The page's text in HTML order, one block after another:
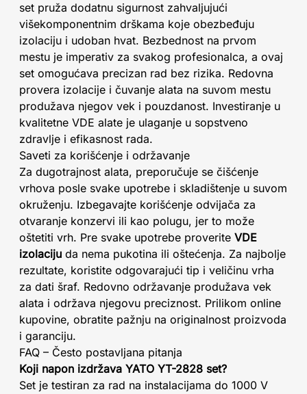
set pruža dodatnu sigurnost zahvaljujući
višekomponentnim drškama koje obezbeđuju
izolaciju i udoban hvat. Bezbednost na prvom
mestu je imperativ za svakog profesionalca, a ovaj
set omogućava precizan rad bez rizika. Redovna
provera izolacije i čuvanje alata na suvom mestu
produžava njegov vek i pouzdanost. Investiranje u
kvalitetne VDE alate je ulaganje u sopstveno
zdravlje i efikasnost rada.
Saveti za korišćenje i održavanje
Za dugotrajnost alata, preporučuje se čišćenje
vrhova posle svake upotrebe i skladištenje u suvom
okruženju. Izbegavajte korišćenje odvijača za
otvaranje konzervi ili kao polugu, jer to može
oštetiti vrh. Pre svake upotrebe proverite VDE
izolaciju da nema pukotina ili oštećenja. Za najbolje
rezultate, koristite odgovarajući tip i veličinu vrha
za dati šraf. Redovno održavanje produžava vek
alata i održava njegovu preciznost. Prilikom online
kupovine, obratite pažnju na originalnost proizvoda
i garanciju.
FAQ – Često postavljana pitanja
Koji napon izdržava YATO YT-2828 set?
Set je testiran za rad na instalacijama do 1000 V